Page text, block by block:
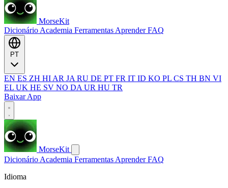
MorseKit
Dicionário Academia Ferramentas AprenderFAQ
EN ES ZH HI AR JA RU DE PT FR IT ID KO PL CS TH BN VI
EL UK HE SV NO DA UR HU TR
Baixar App
MorseKit
Dicionário Academia Ferramentas AprenderFAQ
Idioma